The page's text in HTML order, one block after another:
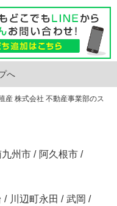
へ
産 株式会社 不動産事業部のス
九州市 / 阿久根市 /
/ 川辺町永田 / 武岡 /